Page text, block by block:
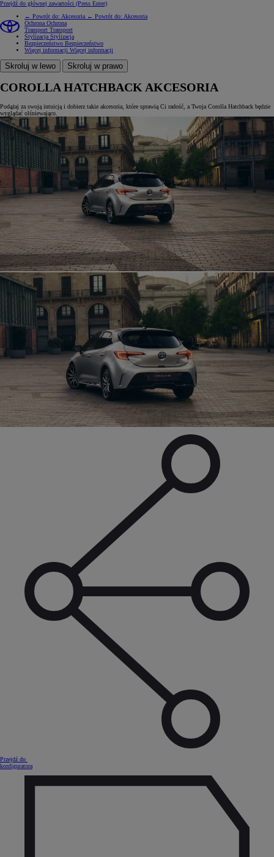
Przejdź do głównej zawartości (Press Enter)
← Powrót do: Akcesoria ← Powrót do: Akcesoria
Ochrona Ochrona
Transport Transport
Stylizacja Stylizacja
Bezpieczeństwo Bezpieczeństwo
Więcej informacji Więcej informacji
Skroluj w lewo Skroluj w prawo
COROLLA HATCHBACK AKCESORIA
Podążaj za swoją intuicją i dobierz takie akcesoria, które sprawią Ci radość, a Twoja Corolla Hatchback będzie
wyglądać olśniewająco.
Przejdź do
konfiguratora